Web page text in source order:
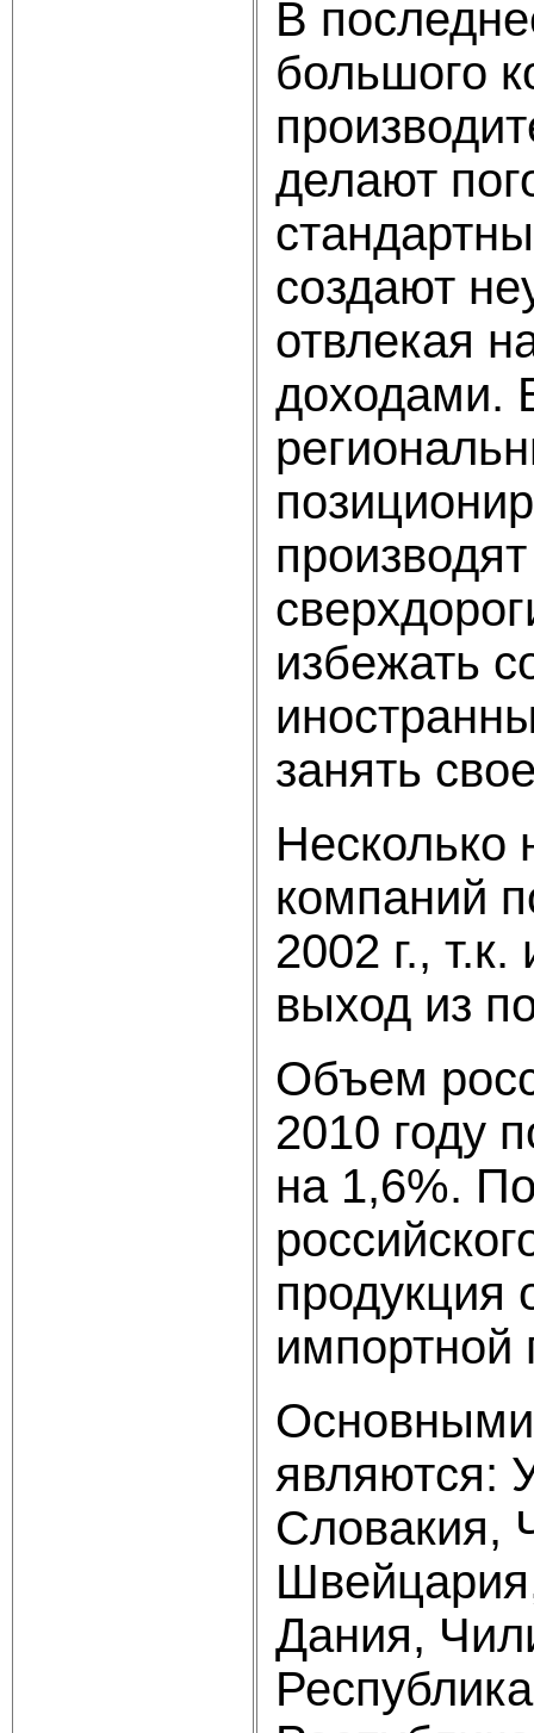
В
большого
делают
создают
отвлекая
доходами.
избежать
занять
Несколько
компаний
2002 г.,
выход из
Объем
2010 году
на 1,6%.
продукция
импортной
Основными
являются:
Словакия,
Дания,